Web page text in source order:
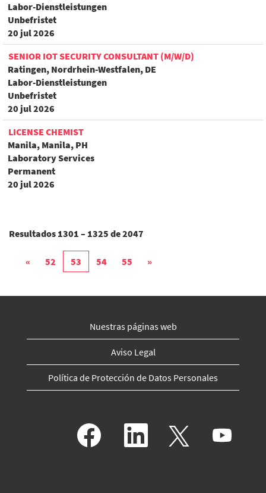
Labor-Dienstleistungen
Unbefristet
20 jul 2026
SENIOR IOT SECURITY CONSULTANT (M/W/D)
Ratingen, Nordrhein-Westfalen, DE
Labor-Dienstleistungen
Unbefristet
20 jul 2026
LICENSE CHEMIST
Manila, Manila, PH
Laboratory Services
Permanent
20 jul 2026
Resultados 1301 – 1325 de2047
« 52 53 54 55 »
Nuestras páginas web
Aviso Legal
Política de Protección de Datos Personales
S
e
a
S
a
S
e
a